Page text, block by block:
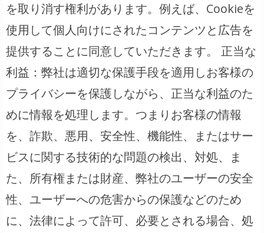
を取り消す権利があります。例えば、Cookieを
使用して個人向けにされたコンテンツと広告を
提供することに同意していただきます。 正当な
利益：弊社は適切な保護手段を適用しお客様の
プライバシーを保護しながら、正当な利益のた
めに情報を処理します。つまりお客様の情報
を、詐欺、悪用、安全性、機能性、またはサー
ビスに関する技術的な問題の検出、対処、ま
た、所有権または財産、弊社のユーザーの安全
性、ユーザーへの危害からの保護などのため
に、法律によって許可、必要とされる場合、処